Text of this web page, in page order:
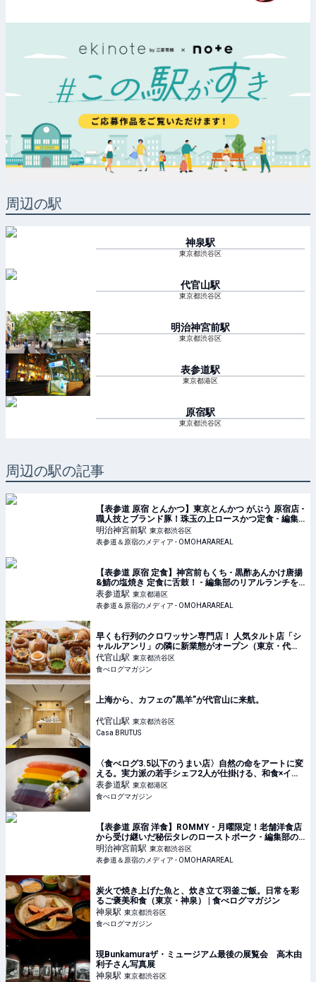
周辺の駅
神泉駅
東京都渋谷区
代官山駅
東京都渋谷区
明治神宮前駅
東京都渋谷区
表参道駅
東京都港区
原宿駅
東京都渋谷区
周辺の駅の記事
【表参道 原宿 とんかつ】東京とんかつ がぶう 原宿店 -
職人技とブランド豚！珠玉の上ロースかつ定食 - 編集
部のリアルランチを紹介！オモハランチタイムス
Vol.146｜表参道＆原宿のメディア - OMOHARAREAL
明治神宮前駅 東京都渋谷区
表参道＆原宿のメディア - OMOHARAREAL
【表参道 原宿 定食】神宮前もくち - 黒酢あんかけ唐揚
&鯖の塩焼き 定食に舌鼓！ - 編集部のリアルランチを
紹介！オモハランチタイムスVol.145｜表参道＆原宿の
メディア - OMOHARAREAL
表参道駅 東京都港区
表参道＆原宿のメディア - OMOHARAREAL
早くも行列のクロワッサン専門店！ 人気タルト店「シ
ャルルアンリ」の隣に新業態がオープン（東京・代官
山） | 食べログマガジン
代官山駅 東京都渋谷区
食べログマガジン
上海から、カフェの”黒羊”が代官山に来航。
代官山駅 東京都渋谷区
Casa BRUTUS
〈食べログ3.5以下のうまい店〉自然の命をアートに変
える。実力派の若手シェフ2人が仕掛ける、和食×イタ
リアンの新境地 | 食べログマガジン
表参道駅 東京都港区
食べログマガジン
【表参道 原宿 洋食】ROMMY - 月曜限定！老舗洋食店
から受け継いだ秘伝タレのローストポーク - 編集部の
リアルランチを紹介！オモハランチタイムスVol.142｜
表参道＆原宿のメディア - OMOHARAREAL
明治神宮前駅 東京都渋谷区
表参道＆原宿のメディア - OMOHARAREAL
炭火で焼き上げた魚と、炊き立て羽釜ご飯。日常を彩
るご褒美和食（東京・神泉） | 食べログマガジン
神泉駅 東京都渋谷区
食べログマガジン
現Bunkamuraザ・ミュージアム最後の展覧会 高木由
利子さん写真展
神泉駅 東京都渋谷区